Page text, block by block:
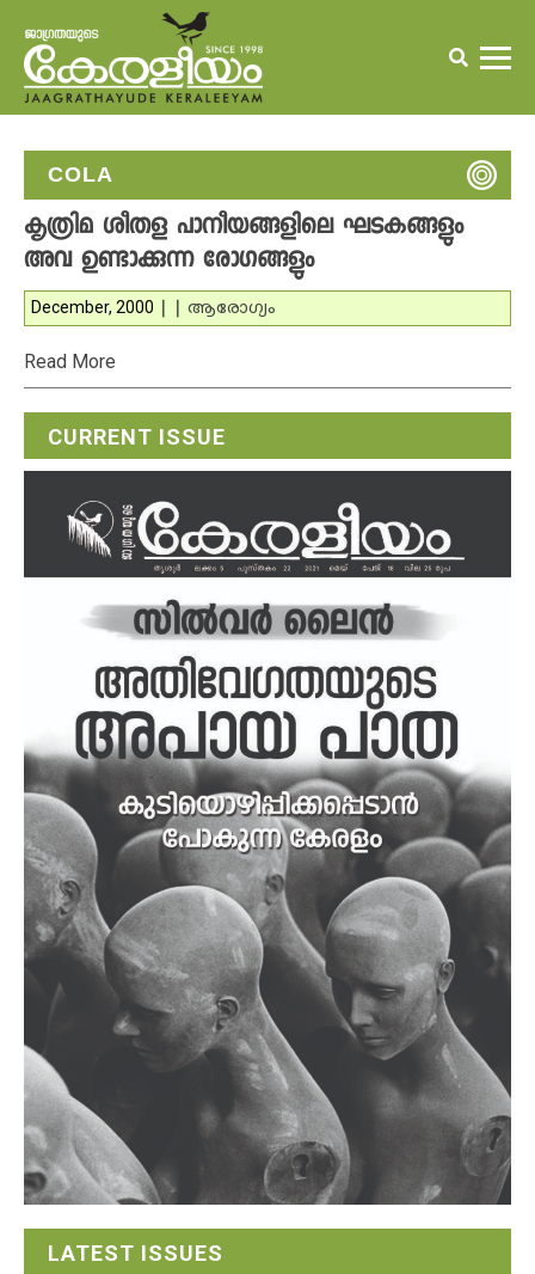
COLA
കൃത്രിമ ശീതള പാനീയങ്ങളിലെ ഘടകങ്ങളും
അവ ഉണ്ടാക്കുന്ന രോഗങ്ങളും
December, 2000 ആരോഗ്യം
Read More
CURRENT ISSUE
LATEST ISSUES